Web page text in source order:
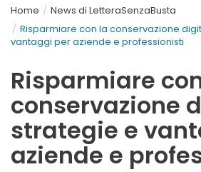
Home
News di LetteraSenzaBusta
Risparmiare con la conservazione
vantaggi per aziende e professionisti
Risparmiare
conservazione
strategie e
aziende e